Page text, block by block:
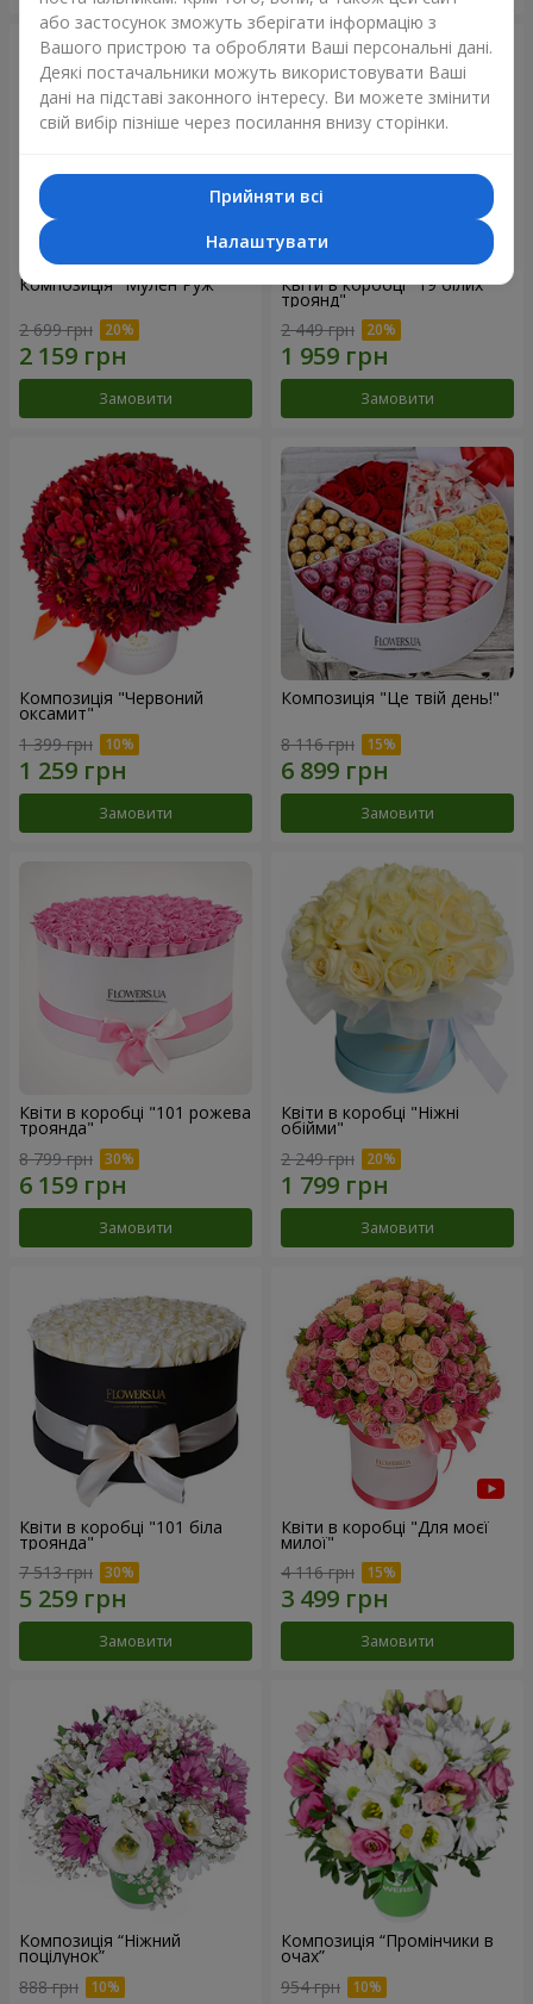
Композиція "Мулен Руж"
2 699 грн
Замовити
Квіти в коробці "19 білих
троянд"
2 449 грн
Замовити
Композиція "Червоний
оксамит"
1 399 грн
Замовити
Композиція "Це твій день!"
8 116 грн
Замовити
Квіти в коробці "101 рожева
троянда"
8 799 грн
Замовити
Квіти в коробці "Ніжні
обійми"
2 249 грн
Замовити
Квіти в коробці "101 біла
троянда"
7 513 грн
Замовити
Квіти в коробці "Для моєї
милої"
4 116 грн
Замовити
Композиція “Ніжний
поцілунок”
888 грн
Композиція “Промінчики в
очах”
954 грн
або застосунок зможуть зберігати інформацію з
Вашого пристрою та обробляти Ваші персональні дані.
Деякі постачальники можуть використовувати Ваші
дані на підставі законного інтересу. Ви можете змінити
свій вибір пізніше через посилання внизу сторінки.
Прийняти всі
Налаштувати